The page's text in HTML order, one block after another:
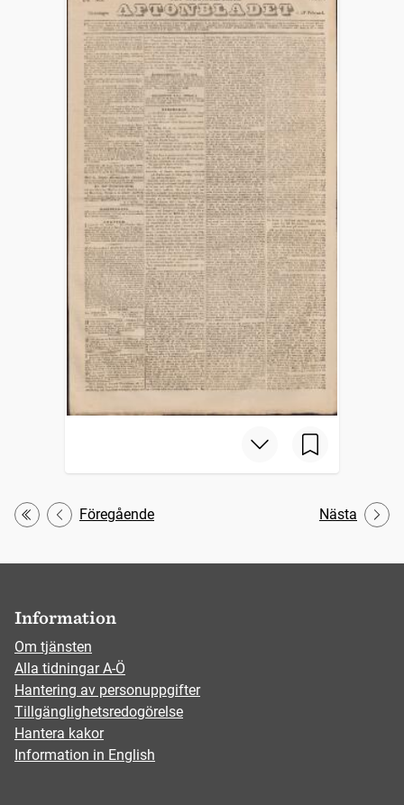
Första
Föregående Nästa
Information
Om tjänsten
Alla tidningar A-Ö
Hantering av personuppgifter
Tillgänglighetsredogörelse
Hantera kakor
Information in English